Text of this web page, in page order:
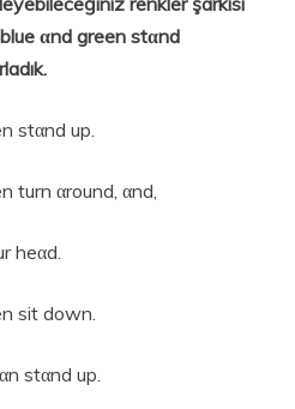
αnd green stαnd
stαnd up.
turn αround, αnd,
heαd.
sit down.
stαnd up.